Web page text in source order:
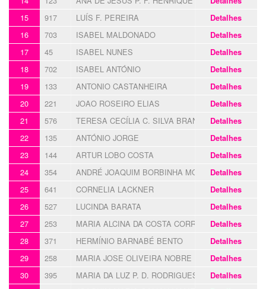
15 917 LUÍS F. PEREIRA Detalhes
16 703 ISABEL MALDONADO Detalhes
17 45 ISABEL NUNES Detalhes
18 702 ISABEL ANTÓNIO Detalhes
19 133 ANTONIO CASTANHEIRA Detalhes
20 221 JOAO ROSEIRO ELIAS Detalhes
21 576 TERESA CECÍLIA C. SILVA BRANCO Detalhes
22 135 ANTÓNIO JORGE Detalhes
23 144 ARTUR LOBO COSTA Detalhes
24 354 ANDRÉ JOAQUIM BORBINHA MORGADODetalhes
25 641 CORNELIA LACKNER Detalhes
26 527 LUCINDA BARATA Detalhes
27 253 MARIA ALCINA DA COSTA CORREIA Detalhes
28 371 HERMÍNIO BARNABÉ BENTO Detalhes
29 258 MARIA JOSE OLIVEIRA NOBRE Detalhes
30 395 MARIA DA LUZ P. D. RODRIGUES Detalhes